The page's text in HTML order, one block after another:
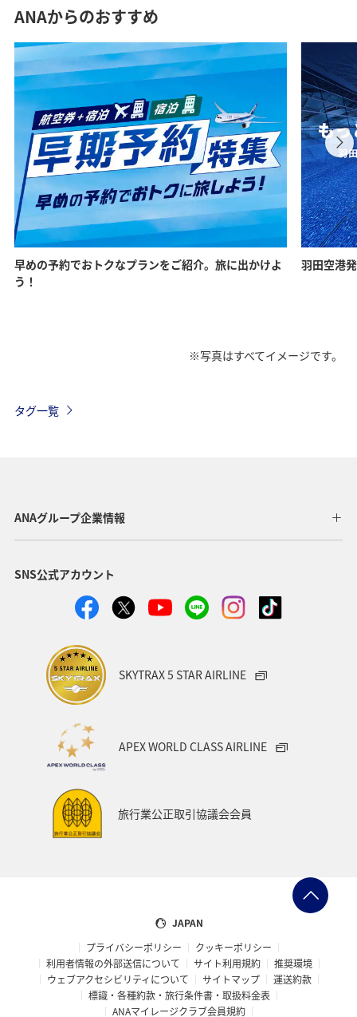
ANAからのおすすめ
早めの予約でおトクなプランをご紹介。旅に出かけよ
う！
羽田空港
※写真はすべてイメージです。
タグ一覧
ANAグループ企業情報
SNS公式アカウント
SKYTRAX 5 STAR AIRLINE
APEX WORLD CLASS AIRLINE
旅行業公正取引協議会会員
JAPAN
プライバシーポリシー
クッキーポリシー
利用者情報の外部送信について
サイト利用規約
推奨環境
ウェブアクセシビリティについて
サイトマップ
運送約款
標識・各種約款・旅行条件書・取扱料金表
ANAマイレージクラブ会員規約